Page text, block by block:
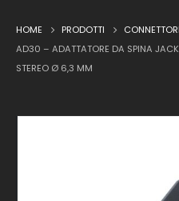
HOME PRODOTTI CONNETTORI
AD30 – ADATTATORE DA SPINA
STEREO Ø 6,3 MM